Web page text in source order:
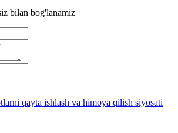
bilan bog'lanamiz
qayta ishlash va himoya qilish siyosati